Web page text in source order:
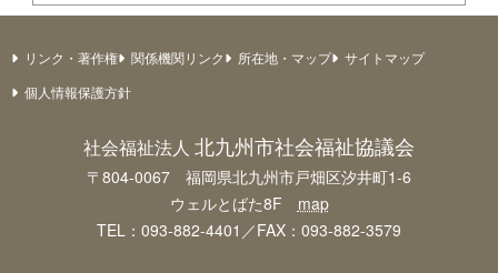
リンク・著作権 関係機関リンク 所在地・マップ
サイトマップ
個人情報保護方針
社会福祉法人 北九州市社会福祉協議会
〒804-0067 福岡県北九州市戸畑区汐井町1-6
ウェルとばた8F map
TEL：093-882-4401／FAX：093-882-3579